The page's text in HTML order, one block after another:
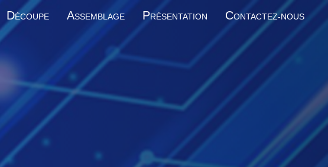
DÉCOUPE ASSEMBLAGE PRÉSENTATION CONTACTEZ-NOUS